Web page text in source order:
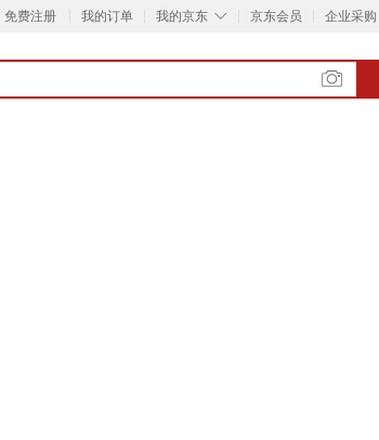
免费注册 我的订单 ◇
我的京东 京东会员 企业采购